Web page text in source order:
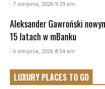
- 7 sierpnia, 2026 9:29 am
Aleksander Gawroński
15 latach w mBanku
- 6 sierpnia, 2026 8:54 am
LUXURY PLACES TO GO